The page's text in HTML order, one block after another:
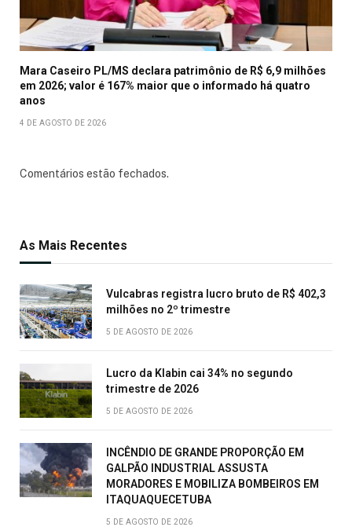
Mara Caseiro PL/MS declara patrimônio de R$ 6,9 milhões
em 2026; valor é 167% maior que o informado há quatro
anos
4 DE AGOSTO DE 2026
Comentários estão fechados.
As Mais Recentes
Vulcabras registra lucro bruto de R$ 402,3
milhões no 2º trimestre
5 DE AGOSTO DE 2026
Lucro da Klabin cai 34% no segundo
trimestre de 2026
5 DE AGOSTO DE 2026
INCÊNDIO DE GRANDE PROPORÇÃO EM
GALPÃO INDUSTRIAL ASSUSTA
MORADORES E MOBILIZA BOMBEIROS EM
ITAQUAQUECETUBA
5 DE AGOSTO DE 2026